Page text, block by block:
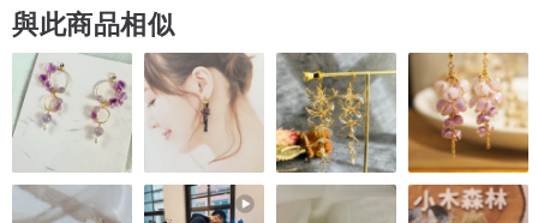
與此商品相似